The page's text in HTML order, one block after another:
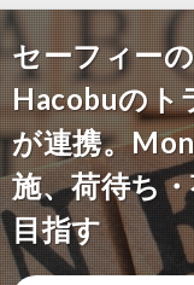
セーフィー
Hacobuのト
が連携。
施、荷待ち
目指す